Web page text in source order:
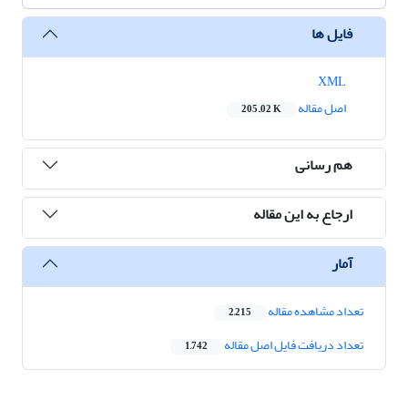
فایل ها
اصل مقاله
205.02 K
هم رسانی
ارجاع به این مقاله
آمار
تعداد مشاهده مقاله 2,215
تعداد دریافت فایل اصل مقاله 1,742